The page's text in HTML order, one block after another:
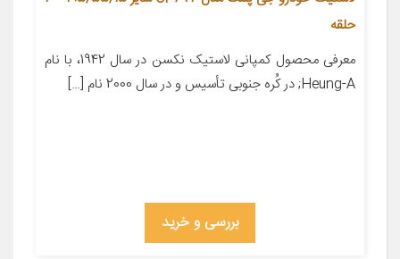
حلقه
معرفی محصول کمپانی لاستیک نکسن در سال 1942، با نام
Heung-A; در کُره­ جنوبی تأسیس و در سال 2000 نام […]
بررسی و خرید